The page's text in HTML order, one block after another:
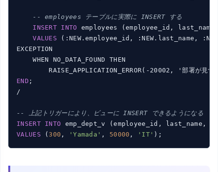
-- employees テーブルに実際に INSERT する
INSERT INTO
employees (employee_id,
VALUES (:NEW.employee_id, :NEW.last_name,
EXCEPTION
    WHEN NO_DATA_FOUND THEN
END ;
/
-- 上記トリガーにより、ビューに INSERT できるようになる
INSERT
INTO
VALUES ( 300 , 'Yamada' , 50000 , 'IT'